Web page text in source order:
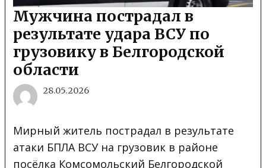
Мужчина пострадал в
результате удара ВСУ по
грузовику в Белгородской
области
28.05.2026
Мирный житель пострадал в результате
атаки БПЛА ВСУ на грузовик в районе
посёлка Комсомольский Белгородской